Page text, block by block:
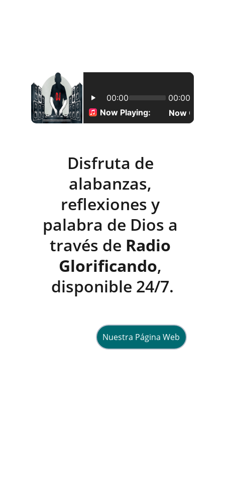
Disfruta de
alabanzas,
reflexiones y
palabra de Dios a
través de Radio
Glorificando,
disponible 24/7.
Nuestra Página Web